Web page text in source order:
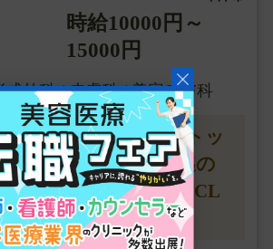
時給10000円～
15000円
成外科 / 皮膚科 / 美容皮膚科
時給15000円】◆業界トッ
週1日～OK／13時迄の
膚科と美容皮膚科のCL
験可◆